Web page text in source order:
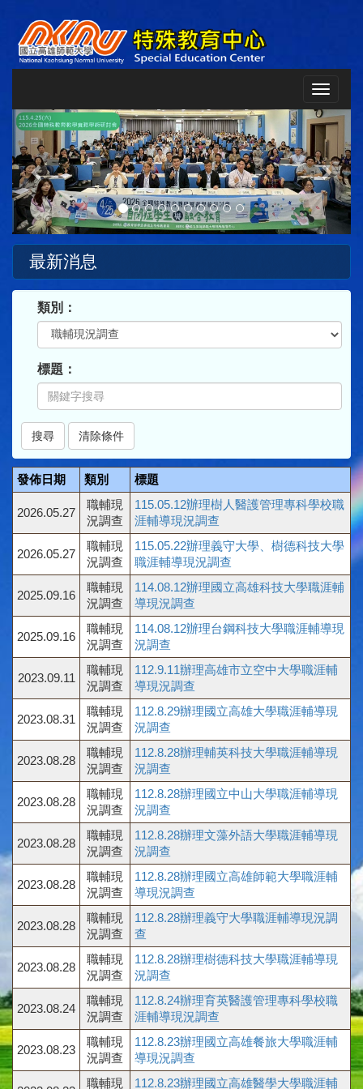
Toggle
Previous Next
最新消息
類別：
標題：
發佈日期 類別 標題
2026.05.27
職輔現
況調查
115.05.12辦理樹人醫護管理專科學校職
涯輔導現況調查
2026.05.27
職輔現
況調查
115.05.22辦理義守大學、樹德科技大學
職涯輔導現況調查
2025.09.16
職輔現
況調查
114.08.12辦理國立高雄科技大學職涯輔
導現況調查
2025.09.16
職輔現
況調查
114.08.12辦理台鋼科技大學職涯輔導現
況調查
2023.09.11
職輔現
況調查
112.9.11辦理高雄市立空中大學職涯輔
導現況調查
2023.08.31
職輔現
況調查
112.8.29辦理國立高雄大學職涯輔導現
況調查
2023.08.28
職輔現
況調查
112.8.28辦理輔英科技大學職涯輔導現
況調查
2023.08.28
職輔現
況調查
112.8.28辦理國立中山大學職涯輔導現
況調查
2023.08.28
職輔現
況調查
112.8.28辦理文藻外語大學職涯輔導現
況調查
2023.08.28
職輔現
況調查
112.8.28辦理國立高雄師範大學職涯輔
導現況調查
2023.08.28
職輔現
況調查
112.8.28辦理義守大學職涯輔導現況調
查
2023.08.28
職輔現
況調查
112.8.28辦理樹德科技大學職涯輔導現
況調查
2023.08.24
職輔現
況調查
112.8.24辦理育英醫護管理專科學校職
涯輔導現況調查
2023.08.23
職輔現
況調查
112.8.23辦理國立高雄餐旅大學職涯輔
導現況調查
職輔現 112.8.23辦理國立高雄醫學大學職涯輔